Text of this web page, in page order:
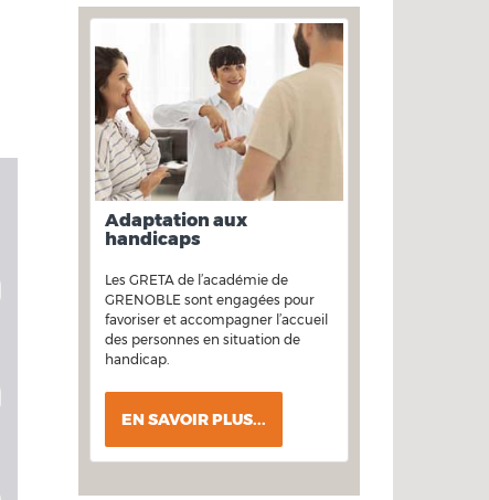
Adaptation aux
handicaps
Les GRETA de l’académie de
GRENOBLE sont engagées pour
favoriser et accompagner l’accueil
des personnes en situation de
handicap.
EN SAVOIR PLUS...